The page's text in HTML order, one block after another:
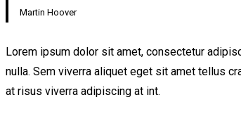
Martin Hoover
Lorem ipsum dolor sit amet, consectetur
nulla. Sem viverra aliquet eget sit amet tellus
at risus viverra adipiscing at int.